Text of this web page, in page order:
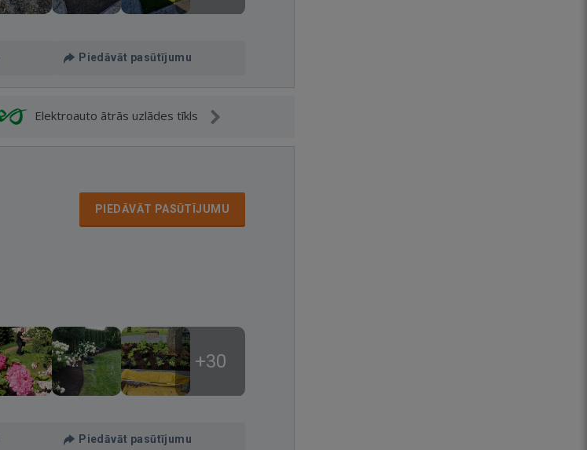
Piedāvāt pasūtījumu
Elektroauto ātrās uzlādes tīkls
PIEDĀVĀT PASŪTĪJUMU
+30
Piedāvāt pasūtījumu